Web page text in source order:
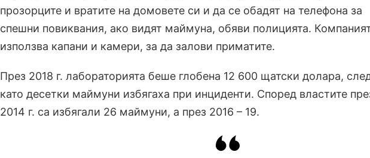
прозорците и вратите на домовете си и да се обадят на телефона за
спешни повиквания, ако видят маймуна, обяви полицията.
използва капани и камери, за да залови приматите.
През 2018 г. лабораторията беше глобена 12 600 щатски долара,
като десетки маймуни избягаха при инциденти. Според властите
2014 г. са избягали 26 маймуни, а през 2016 – 19.